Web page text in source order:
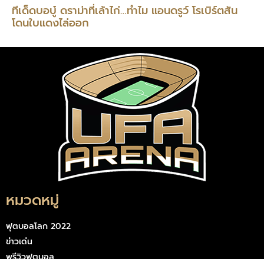
ทีเด็ดบอบู๋ ดราม่าที่เล้าไก่…ทำไม แอนดรูว์ โรเบิร์ตสัน
โดนใบแดงไล่ออก
หมวดหมู่
ฟุตบอลโลก 2022
ข่าวเด่น